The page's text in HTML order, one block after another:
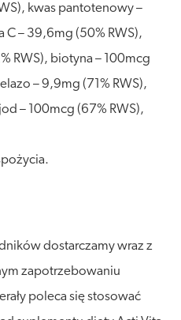
kwas pantotenowy –
C – 39,6mg (50% RWS),
RWS), biotyna – 100mcg
– 9,9mg (71% RWS),
– 100mcg (67% RWS),
dostarczamy wraz z
zapotrzebowaniu
poleca się stosować